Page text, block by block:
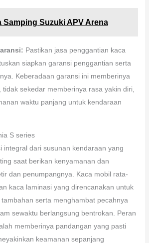
Samping Suzuki APV Arena
Pastikan jasa penggantian kaca
siapkan garansi penggantian serta
Keberadaan garansi ini memberinya
sekedar memberinya rasa yakin diri,
waktu panjang untuk kendaraan
S series
integral dari susunan kendaraan yang
saat berikan kenyamanan dan
dan penumpangnya. Kaca mobil rata-
kaca laminasi yang direncanakan untuk
serta menghambat pecahnya
sewaktu berlangsung bentrokan. Peran
memberinya pandangan yang pasti
keamanan sepanjang